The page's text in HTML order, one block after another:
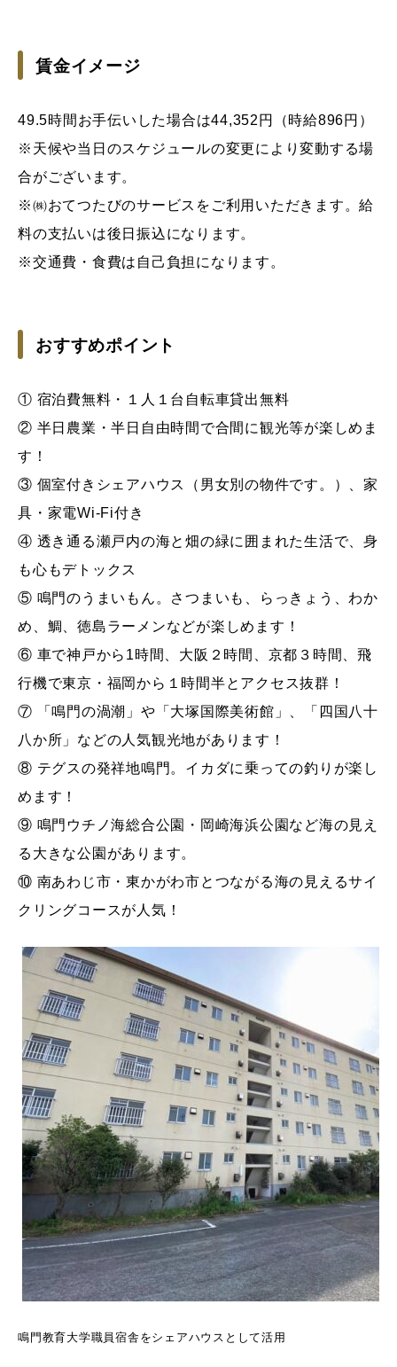
賃金イメージ
49.5時間お手伝いした場合は44,352円（時給896円）
※天候や当日のスケジュールの変更により変動する場
合がございます。
※㈱おてつたびのサービスをご利用いただきます。給
料の支払いは後日振込になります。
※交通費・食費は自己負担になります。
おすすめポイント
① 宿泊費無料・１人１台自転車貸出無料
② 半日農業・半日自由時間で合間に観光等が楽しめま
す！
③ 個室付きシェアハウス（男女別の物件です。）、家
具・家電Wi-Fi付き
④ 透き通る瀬戸内の海と畑の緑に囲まれた生活で、身
も心もデトックス
⑤ 鳴門のうまいもん。さつまいも、らっきょう、わか
め、鯛、徳島ラーメンなどが楽しめます！
⑥ 車で神戸から1時間、大阪２時間、京都３時間、飛
行機で東京・福岡から１時間半とアクセス抜群！
⑦ 「鳴門の渦潮」や「大塚国際美術館」、「四国八十
八か所」などの人気観光地があります！
⑧ テグスの発祥地鳴門。イカダに乗っての釣りが楽し
めます！
⑨ 鳴門ウチノ海総合公園・岡崎海浜公園など海の見え
る大きな公園があります。
⑩ 南あわじ市・東かがわ市とつながる海の見えるサイ
クリングコースが人気！
鳴門教育大学職員宿舎をシェアハウスとして活用